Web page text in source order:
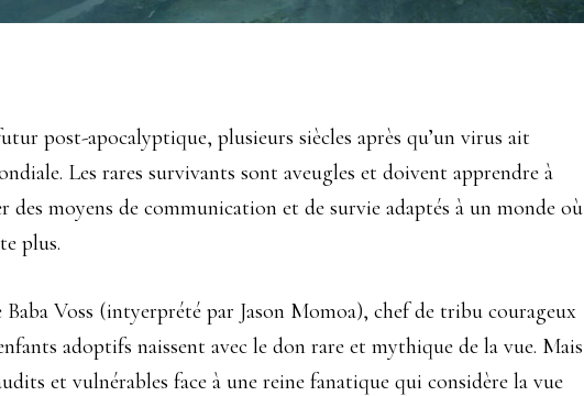
post-apocalyptique, plusieurs siècles après qu’un virus ait
Les rares survivants sont aveugles et doivent apprendre à
des moyens de communication et de survie adaptés à un monde où
plus.
Baba Voss (intyerprété par Jason Momoa), chef de tribu courageux
adoptifs naissent avec le don rare et mythique de la vue. Mais
et vulnérables face à une reine fanatique qui considère la vue